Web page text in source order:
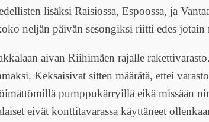
lisäksi Raisiossa, Espoossa, ja
neljän päivän sesongiksi riitti edes jotain
aivan Riihimäen rajalle
Keksaisivat sitten määrätä, ettei
pumppukärryillä eikä missään
eivät konttitavarassa käyttäneet